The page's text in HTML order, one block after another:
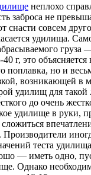
неплохо
заброса не
снасти совсем
удилища.
груза
г, это
поплавка, но и
возникающей в
удилищ для
до очень
удилище в руки,
теста
— иметь одно,
Однако